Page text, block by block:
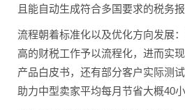
且能自动生成符合多国要求的税务报
流程朝着标准化以及优化方向发展
高的财税工作予以流程化，进而实
产品白皮书，还有部分客户实际测
助力中型卖家平均每月节省大概40